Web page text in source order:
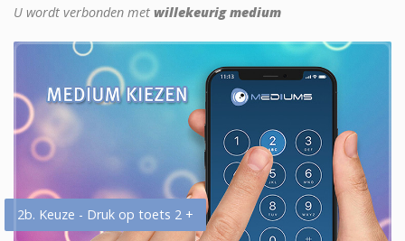
U wordt verbonden met willekeurig medium
2b. Keuze - Druk op toets 2 +